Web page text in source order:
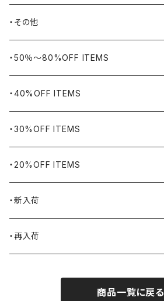
BIG BILL
WORKERS BIGDAY
BHADUR
Bills KHAKIS
BLUCO
Blundstone
BLACK JACK BOOTS
バングル・ブレスレット
リング
ネックレス・ペンダント
ピンズ・ブローチ
腕時計
・その他
ヴィンテージ
アウトドア用品
ナバホラグ・ビンテージラグ
ブランケット
食品
ライター
・50％〜80%OFF ITEMS
・40%OFF ITEMS
・30%OFF ITEMS
・20%OFF ITEMS
・新入荷
2026.7.31
・再入荷
商品一覧に戻る